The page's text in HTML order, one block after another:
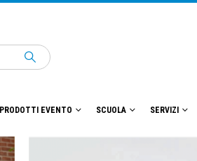
PRODOTTI EVENTO SCUOLA SERVIZI